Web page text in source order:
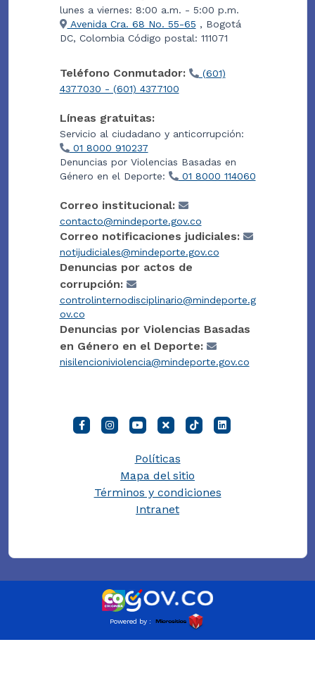
lunes a viernes: 8:00 a.m. - 5:00 p.m.
Avenida Cra. 68 No. 55-65 , Bogotá
DC, Colombia Código postal: 111071
Teléfono Conmutador:
(601)
4377030 - (601) 4377100
Líneas gratuitas:
Servicio al ciudadano y anticorrupción:
01 8000 910237
Denuncias por Violencias Basadas en
Género en el Deporte:
01 8000 114060
Correo institucional:
contacto@mindeporte.gov.co
Correo notificaciones judiciales:
notijudiciales@mindeporte.gov.co
Denuncias por actos de
corrupción:
controlinternodisciplinario@mindeporte.g
ov.co
Denuncias por Violencias Basadas
en Género en el Deporte:
nisilencioniviolencia@mindeporte.gov.co
Políticas
Mapa del sitio
Términos y condiciones
Intranet
Powered by :